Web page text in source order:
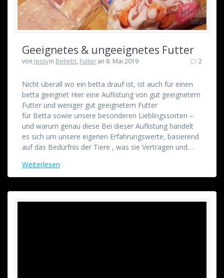
Geeignetes & ungeeignetes Futter
von Jessyin Beliebt, Futteran 8. Mai 2019 2
Nicht überall wo ein betta drauf ist, ist auch für einen
betta geeignet Hier eine Auflistung von gut geeignetem
Futter und weniger gut geeignetem Futter
für Betta sowie unsere besonderen Lieblingssorten –
und warum genau diese Bei dieser Auflistung handelt
es sich um unsere eigenen Erfahrungswerte, basierend
auf das Bedürfnis der Tiere , was sie Vertragen und…
Weiterlesen